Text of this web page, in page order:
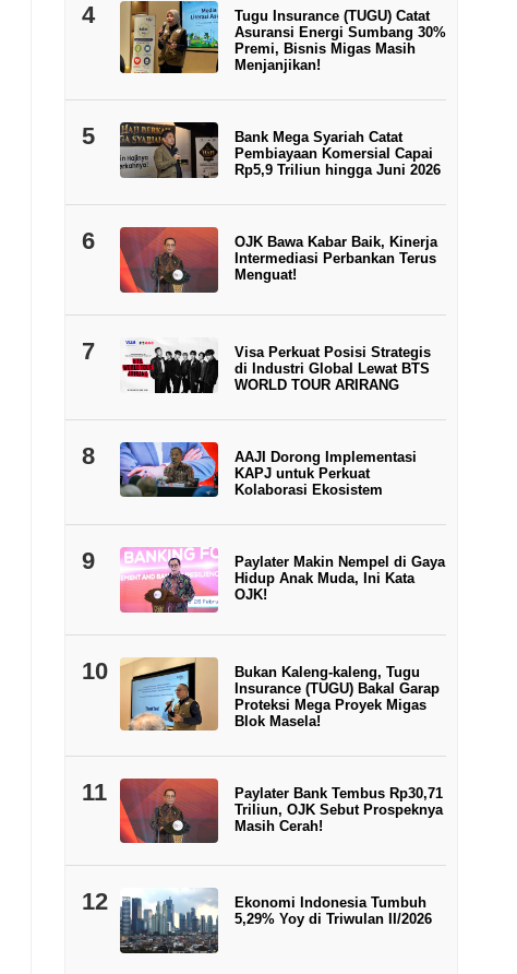
4
Tugu Insurance (TUGU) Catat
Asuransi Energi Sumbang 30%
Premi, Bisnis Migas Masih
Menjanjikan!
5
Bank Mega Syariah Catat
Pembiayaan Komersial Capai
Rp5,9 Triliun hingga Juni 2026
6
OJK Bawa Kabar Baik, Kinerja
Intermediasi Perbankan Terus
Menguat!
7
Visa Perkuat Posisi Strategis
di Industri Global Lewat BTS
WORLD TOUR ARIRANG
8
AAJI Dorong Implementasi
KAPJ untuk Perkuat
Kolaborasi Ekosistem
9
Paylater Makin Nempel di Gaya
Hidup Anak Muda, Ini Kata
OJK!
10
Bukan Kaleng-kaleng, Tugu
Insurance (TUGU) Bakal Garap
Proteksi Mega Proyek Migas
Blok Masela!
11
Paylater Bank Tembus Rp30,71
Triliun, OJK Sebut Prospeknya
Masih Cerah!
12
Ekonomi Indonesia Tumbuh
5,29% Yoy di Triwulan II/2026